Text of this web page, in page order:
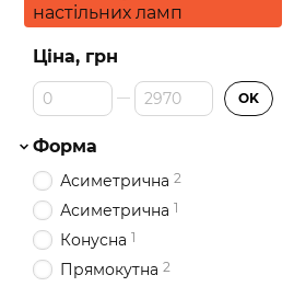
настільних ламп
Ціна, грн
Від Ціна, грн
До Ціна, грн OK
Форма
Асиметрична 2
Асиметрична 1
Конусна 1
Прямокутна 2